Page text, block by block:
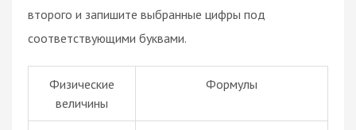
второго и запишите выбранные цифры под
соответствующими буквами.
Физические
величины
Формулы